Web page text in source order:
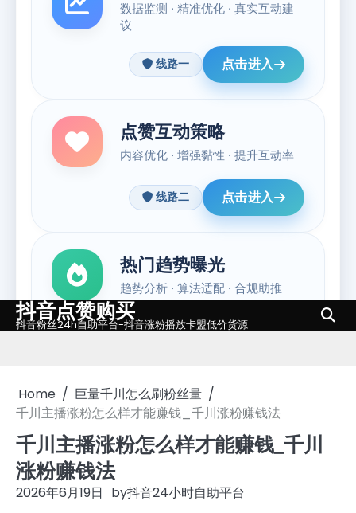
Skip
to
抖音点赞购买
抖音粉丝24h自助平台-抖音涨粉播放卡盟低价货源
Home
巨量千川怎么刷粉丝量
千川主播涨粉怎么样才能赚钱_千川涨粉赚钱法
千川主播涨粉怎么样才能赚钱_千川
涨粉赚钱法
2026年6月19日 by抖音24小时自助平台